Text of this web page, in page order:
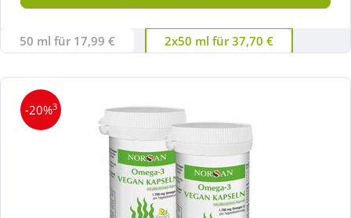
50 ml für 17,99 € 2x50 ml für 37,70 €
-20%3